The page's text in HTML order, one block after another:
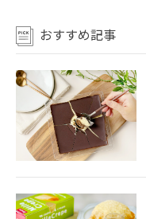
おすすめ記事